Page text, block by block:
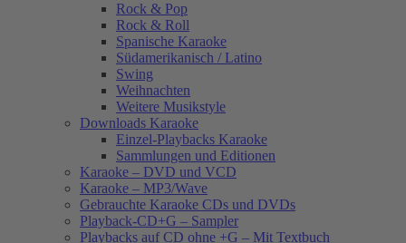
Rock & Pop
Rock & Roll
Spanische Karaoke
Südamerikanisch / Latino
Swing
Weihnachten
Weitere Musikstyle
Downloads Karaoke
Einzel-Playbacks Karaoke
Sammlungen und Editionen
Karaoke – DVD und VCD
Karaoke – MP3/Wave
Gebrauchte Karaoke CDs und DVDs
Playback-CD+G – Sampler
Playbacks auf CD ohne +G – Mit Textbuch